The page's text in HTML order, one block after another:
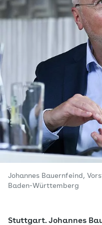
Johannes Bauernfeind,
Baden-Württemberg
Stuttgart. Johannes